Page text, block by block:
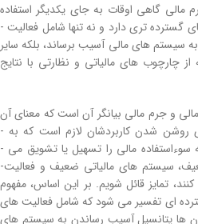
مالی گاهی اوقات به جای یکدیگر استفاده
می­ شوند. ولی سوءاستفاده مالی معنای گسترده­ تری دارد و نه تنها شامل فعالیت ­
­های مالی آسیب برساند، بلکه سایر
چارچوب­ های مالیاتی و نظارتی با نتایج
و جرم مالی بیانگر آن است که معنای آن
در موارد مختلف متفاوت است. برای روشن شدن کاربردشان لازم است که به ­
وضوح بین عوامل یا مشوق­ هایی که سوءاستفاده مالی را تسهیل یا تشویق می ­
کنند، مثل چارچوب ­های نظارتی ضعیف، سیستم­ های مالیاتی ضعیف و فعالیت­
تمایز قائل شویم. بر این اساس، مفهوم
­ای تفسیر می ­شود که شامل فعالیت ­های
ها پتانسیل آسیب رساندن به سیستم های